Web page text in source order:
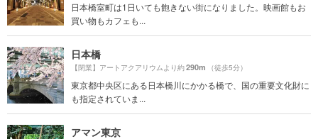
日本橋室町は1日いても飽きない街になりました。映画館もお
買い物もカフェも...
日本橋
【閉業】アートアクアリウムより約290m （徒歩5分）
東京都中央区にある日本橋川にかかる橋で、国の重要文化財に
も指定されていま...
アマン東京